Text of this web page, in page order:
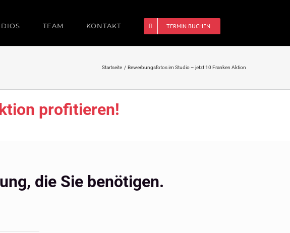
TEAM KONTAKT TERMIN BUCHEN
Startseite Bewerbungsfotos im Studio – jetzt 10 Franken Aktion
profitieren!
die Sie benötigen.